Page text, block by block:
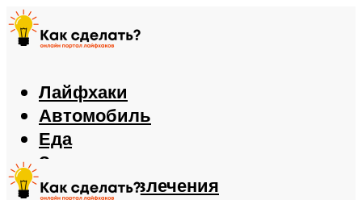
Лайфхаки
Автомобиль
Еда
Здоровье
Игры и развлечения